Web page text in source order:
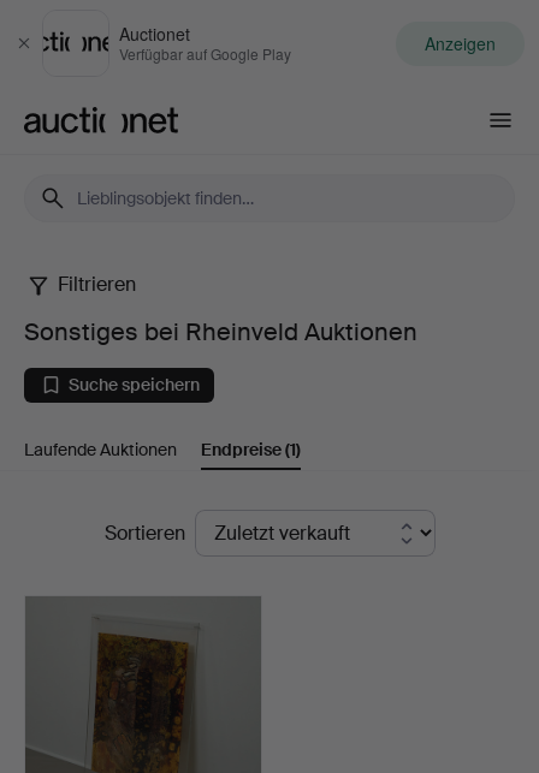
Schließen
Auctionet
Verfügbar auf Google Play Anzeigen
Sonstiges
bei
Rheinveld
Auktionen
Filtrieren
Sonstiges bei Rheinveld Auktionen
Suche speichern
Laufende Auktionen Endpreise(1)
EndpreiseSortieren